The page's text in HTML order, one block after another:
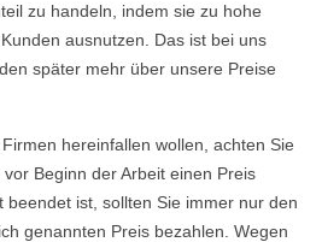
zu handeln, indem sie zu hohe
ausnutzen. Das ist bei uns
später mehr über unsere Preise
hereinfallen wollen, achten Sie
Beginn der Arbeit einen Preis
beendet ist, sollten Sie immer nur den
genannten Preis bezahlen. Wegen